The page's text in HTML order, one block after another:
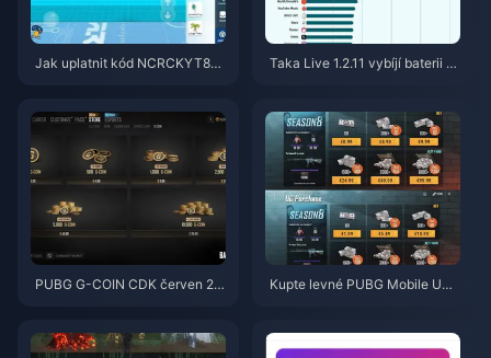
Jak uplatnit kód NCRCKYT8EF
Taka Live 1.2.11 vybíjí baterii př
PUBG G-COIN CDK červen 20
Kupte levné PUBG Mobile UC
jlepší balíčky a bezpečné dobit